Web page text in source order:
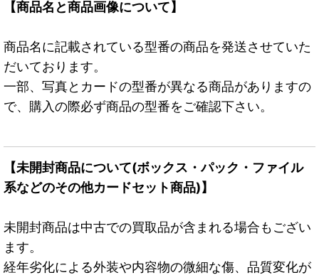
【商品名と商品画像について】
商品名に記載されている型番の商品を発送させていた
だいております。
一部、写真とカードの型番が異なる商品がありますの
で、購入の際必ず商品の型番をご確認下さい。
【未開封商品について(ボックス・パック・ファイル
系などのその他カードセット商品)】
未開封商品は中古での買取品が含まれる場合もござい
ます。
経年劣化による外装や内容物の微細な傷、品質変化が